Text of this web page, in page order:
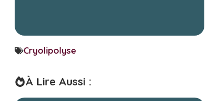
Cryolipolyse
À Lire Aussi :